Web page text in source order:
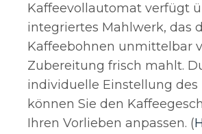
Kaffeevollautomat verfügt
integriertes Mahlwerk, das
Kaffeebohnen unmittelbar
Zubereitung frisch mahlt.
individuelle Einstellung des
können Sie den
Ihren Vorlieben anpassen. (